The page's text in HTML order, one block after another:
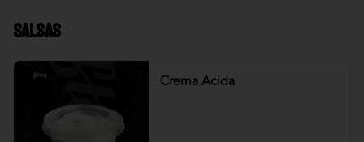
Salsas
Crema Acida